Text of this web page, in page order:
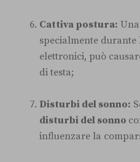
Cattiva postura: Una
specialmente
elettronici, può
di testa;
Disturbi del sonno:
disturbi del sonno
influenzare la